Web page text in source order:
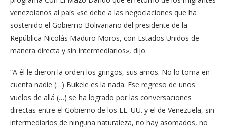
venezolanos al país «se debe a las negociaciones que ha
sostenido el Gobierno Bolivariano del presidente de la
República Nicolás Maduro Moros, con Estados Unidos de
manera directa y sin intermediarios», dijo.
“A él le dieron la orden los gringos, sus amos. No lo toma en
cuenta nadie (…) Bukele es la nada. Ese regreso de unos
vuelos de allá (…) se ha logrado por las conversaciones
directas entre el Gobierno de los EE. UU. y el de Venezuela, sin
intermediarios de ninguna naturaleza, no hay asomados, no